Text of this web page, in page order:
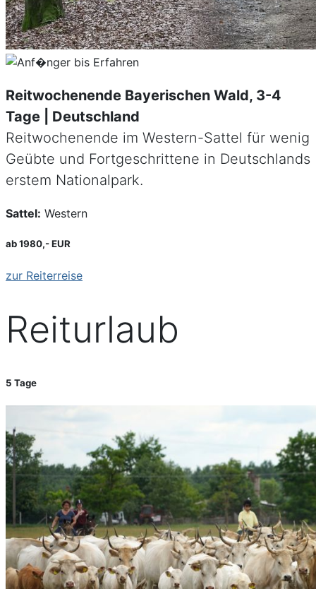
Reitwochenende Bayerischen Wald, 3-4
Tage | Deutschland
Reitwochenende im Western-Sattel für wenig
Geübte und Fortgeschrittene in Deutschlands
erstem Nationalpark.
Sattel: Western
ab 1980,- EUR
zur Reiterreise
Reiturlaub
5 Tage